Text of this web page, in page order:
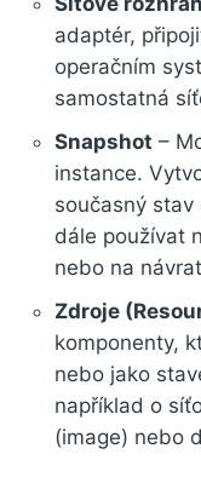
adaptér,
operačním
samostatná
Snapshot –
instance.
současný
dále používat
nebo na
Zdroje
komponenty,
nebo jako
například o
(image) nebo